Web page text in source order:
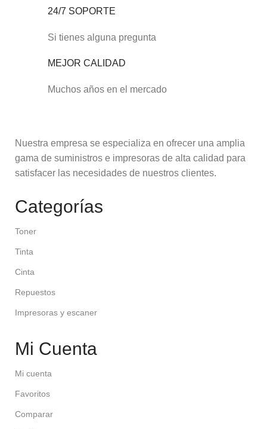
24/7 SOPORTE
Si tienes alguna pregunta
MEJOR CALIDAD
Muchos años en el mercado
Nuestra empresa se especializa en ofrecer una amplia
gama de suministros e impresoras de alta calidad para
satisfacer las necesidades de nuestros clientes.
Categorías
Toner
Tinta
Cinta
Repuestos
Impresoras y escaner
Mi Cuenta
Mi cuenta
Favoritos
Comparar